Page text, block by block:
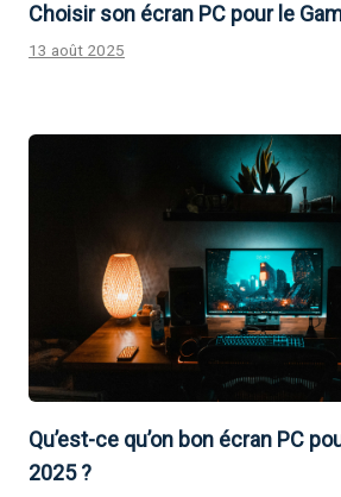
Choisir son écran PC pour le
13 août 2025
Qu’est-ce qu’on bon écran PC
2025 ?